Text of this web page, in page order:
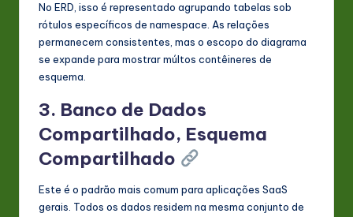
No ERD, isso é representado agrupando tabelas sob
rótulos específicos de namespace. As relações
permanecem consistentes, mas o escopo do diagrama
se expande para mostrar múltos contêineres de
esquema.
3. Banco de Dados
Compartilhado, Esquema
Compartilhado
Este é o padrão mais comum para aplicações SaaS
gerais. Todos os dados residem na mesma conjunto de